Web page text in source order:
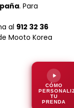
. Para
al 912 32 36
Mooto Korea
CÓMO
TU
PRENDA